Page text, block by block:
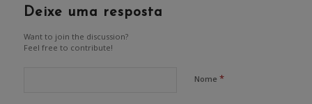
Deixe uma resposta
Want to join the discussion?
Feel free to contribute!
Nome *